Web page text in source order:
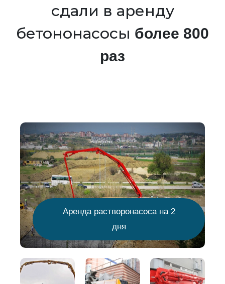
сдали в аренду
бетононасосы более 800
раз
Аренда растворонасоса на 2
дня